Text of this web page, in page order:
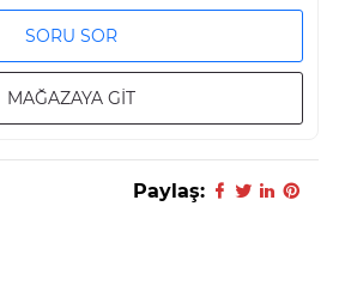
SORU SOR
MAĞAZAYA GİT
Paylaş: